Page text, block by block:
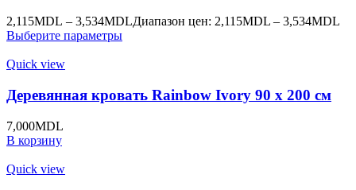
2,115MDL – 3,534MDLДиапазон цен: 2,115MDL – 3,534MDL
Выберите параметры
Quick view
Деревянная кровать Rainbow Ivory 90 x 200 cм
7,000MDL
В корзину
Quick view